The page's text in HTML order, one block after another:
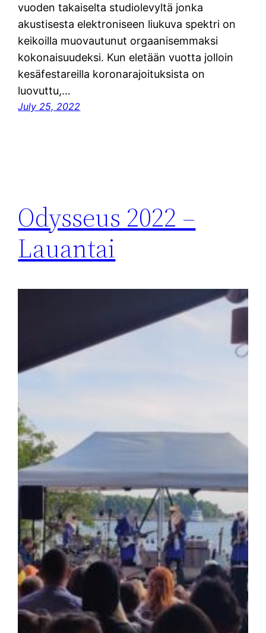
vuoden takaiselta studiolevyltä jonka
akustisesta elektroniseen liukuva spektri on
keikoilla muovautunut orgaanisemmaksi
kokonaisuudeksi. Kun eletään vuotta jolloin
kesäfestareilla koronarajoituksista on
luovuttu,…
July 25, 2022
Odysseus 2022 –
Lauantai